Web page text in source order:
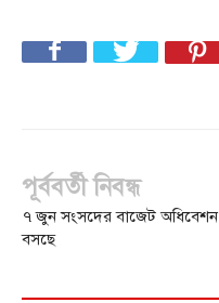
পূর্ববর্তী নিবন্ধ
৭ জুন সংসদের বাজেট অধিবেশন
বসছে